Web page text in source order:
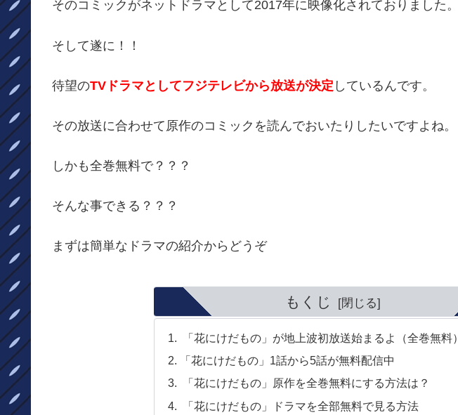
そのコミックがネットドラマとして2017年に映像化されておりました。
そして遂に！！
待望のTVドラマとしてフジテレビから放送が決定 しているんです。
その放送に合わせて原作のコミックを読んでおいたりしたいですよね。
しかも全巻無料で？？？
そんな事できる？？？
まずは簡単なドラマの紹介からどうぞ
もくじ
「花にけだもの」が地上波初放送始まるよ（全巻無料）
「花にけだもの」1話から5話が無料配信中
「花にけだもの」原作を全巻無料にする方法は？
「花にけだもの」ドラマを全部無料で見る方法